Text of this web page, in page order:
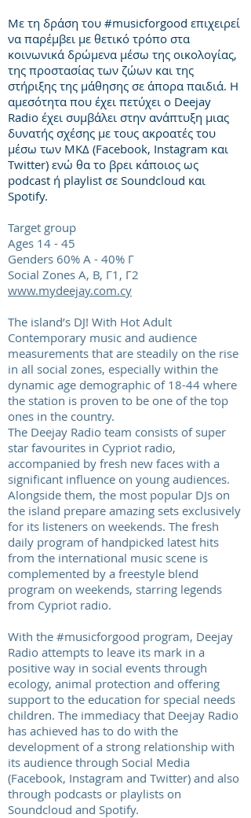
Με τη δράση του #musicforgood επιχειρεί
να παρέμβει με θετικό τρόπο στα
κοινωνικά δρώμενα μέσω της οικολογίας,
της προστασίας των ζώων και της
στήριξης της μάθησης σε άπορα παιδιά. Η
αμεσότητα που έχει πετύχει ο Deejay
Radio έχει συμβάλει στην ανάπτυξη μιας
δυνατής σχέσης με τους ακροατές του
μέσω των ΜΚΔ (Facebook, Instagram και
Twitter) ενώ θα το βρει κάποιος ως
podcast ή playlist σε Soundcloud και
Spotify.
Target group
Ages 14 - 45
Genders 60% A - 40% Γ
Social Zones Α, Β, Γ1, Γ2
www.mydeejay.com.cy
The island’s DJ! With Hot Adult
Contemporary music and audience
measurements that are steadily on the rise
in all social zones, especially within the
dynamic age demographic of 18-44 where
the station is proven to be one of the top
ones in the country.
The Deejay Radio team consists of super
star favourites in Cypriot radio,
accompanied by fresh new faces with a
significant influence on young audiences.
Alongside them, the most popular DJs on
the island prepare amazing sets exclusively
for its listeners on weekends. The fresh
daily program of handpicked latest hits
from the international music scene is
complemented by a freestyle blend
program on weekends, starring legends
from Cypriot radio.
With the #musicforgood program, Deejay
Radio attempts to leave its mark in a
positive way in social events through
ecology, animal protection and offering
support to the education for special needs
children. The immediacy that Deejay Radio
has achieved has to do with the
development of a strong relationship with
its audience through Social Media
(Facebook, Instagram and Twitter) and also
through podcasts or playlists on
Soundcloud and Spotify.